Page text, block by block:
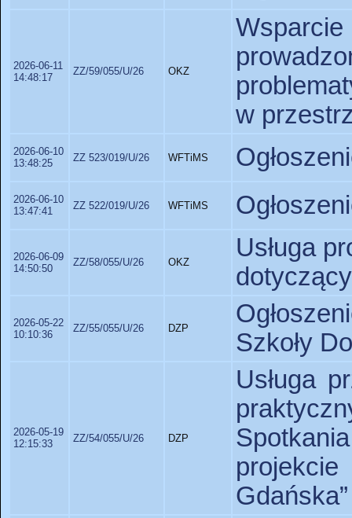
2026-06-11
14:48:17
ZZ/59/055/U/26 OKZ
w
2026-06-10
13:48:25
ZZ 523/019/U/26 WFTiMS
2026-06-10
13:47:41
ZZ 522/019/U/26 WFTiMS
2026-06-09
14:50:50
ZZ/58/055/U/26 OKZ
Usługa
2026-05-22
10:10:36
ZZ/55/055/U/26 DZP
Szkoły
2026-05-19
12:15:33
ZZ/54/055/U/26 DZP
Usługa
Gdańska”